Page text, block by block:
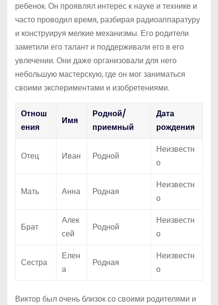
ребенок. Он проявлял интерес к науке и технике и
часто проводил время, разбирая радиоаппаратуру
и конструируя мелкие механизмы. Его родители
заметили его талант и поддерживали его в его
увлечении. Они даже организовали для него
небольшую мастерскую, где он мог заниматься
своими экспериментами и изобретениями.
Отнош
ения
Имя
Родной/
приемный
Дата
рождения
Отец Иван Родной
Неизвестн
о
Мать Анна Родная
Неизвестн
о
Брат
Алек
сей
Родной
Неизвестн
о
Сестра
Елен
а
Родная
Неизвестн
о
Виктор был очень близок со своими родителями и